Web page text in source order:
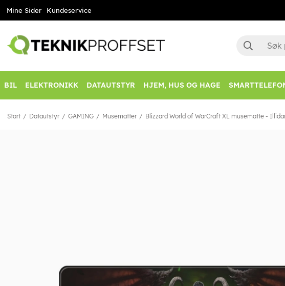
Mine Sider Kundeservice
BIL ELEKTRONIKK DATAUTSTYR HJEM, HUS OG HAGE
Start Datautstyr GAMING Musematter Blizzard World of WarCraft XL musematte -